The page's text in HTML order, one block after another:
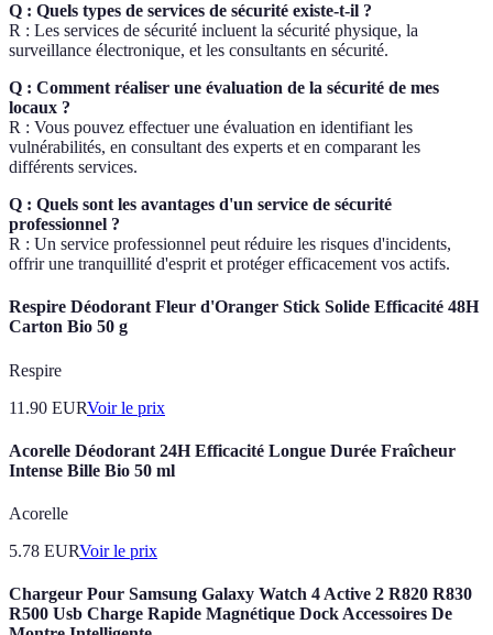
Q : Quels types de services de sécurité existe-t-il ?
R : Les services de sécurité incluent la sécurité physique, la
surveillance électronique, et les consultants en sécurité.
Q : Comment réaliser une évaluation de la sécurité de mes
locaux ?
R : Vous pouvez effectuer une évaluation en identifiant les
vulnérabilités, en consultant des experts et en comparant les
différents services.
Q : Quels sont les avantages d'un service de sécurité
professionnel ?
R : Un service professionnel peut réduire les risques d'incidents,
offrir une tranquillité d'esprit et protéger efficacement vos actifs.
Respire Déodorant Fleur d'Oranger Stick Solide Efficacité 48H
Carton Bio 50 g
Respire
11.90 EURVoir le prix
Acorelle Déodorant 24H Efficacité Longue Durée Fraîcheur
Intense Bille Bio 50 ml
Acorelle
5.78 EURVoir le prix
Chargeur Pour Samsung Galaxy Watch 4 Active 2 R820 R830
R500 Usb Charge Rapide Magnétique Dock Accessoires De